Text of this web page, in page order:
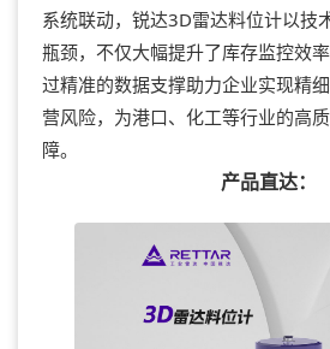
系统联动， 锐达3D雷达料位计以技
瓶颈，不仅大幅提升了库存监控效
过精准的数据支撑助力企业实现精
营风险，为港口、化工等行业的高
障。
产品直达：